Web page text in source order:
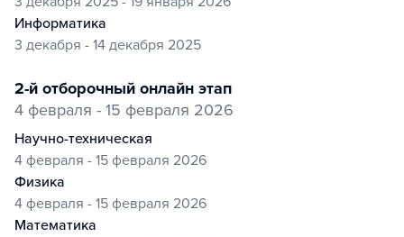
информатика
3 декабря - 14 декабря 2025
2-й отборочный онлайн этап
4 февраля - 15 февраля 2026
научно-техническая
4 февраля - 15 февраля 2026
физика
4 февраля - 15 февраля 2026
математика